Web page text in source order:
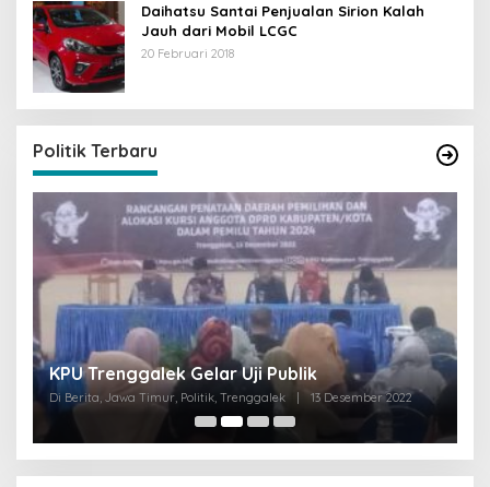
Daihatsu Santai Penjualan Sirion Kalah
Jauh dari Mobil LCGC
20 Februari 2018
Politik Terbaru
KPU Trenggalek Gelar Uji Publik
Di Berita, Jawa Timur, Politik, Trenggalek | 13 Desember 2022